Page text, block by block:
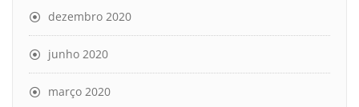
dezembro 2020
junho 2020
março 2020